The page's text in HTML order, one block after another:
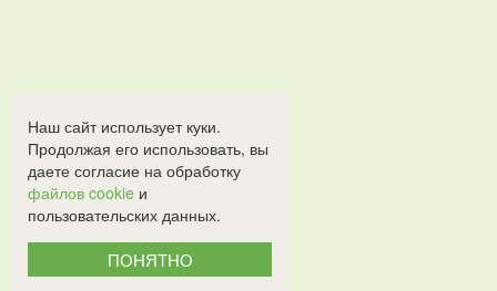
Наш сайт использует куки.
Продолжая его использовать, вы
даете согласие на обработку
файлов cookie и
пользовательских данных.
ПОНЯТНО